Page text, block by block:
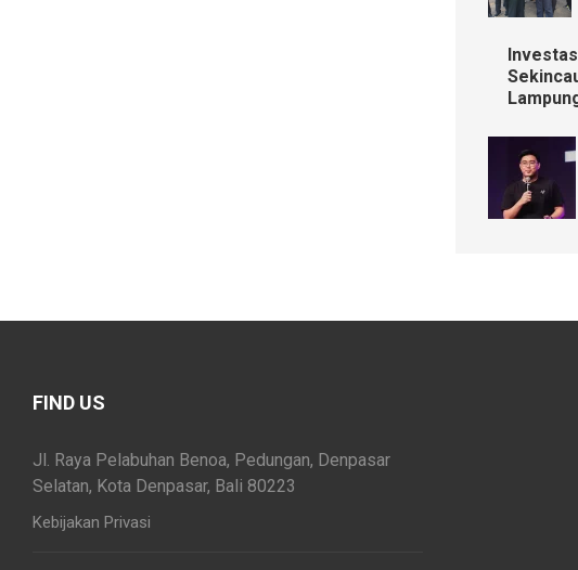
FIND US
Jl. Raya Pelabuhan Benoa, Pedungan, Denpasar
Selatan, Kota Denpasar, Bali 80223
Kebijakan Privasi